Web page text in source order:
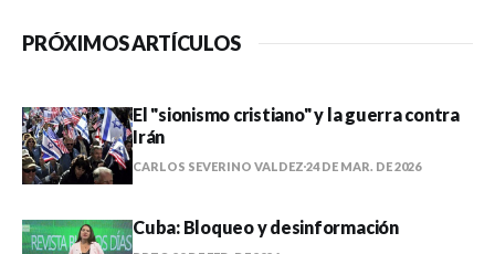
PRÓXIMOS ARTÍCULOS
El "sionismo cristiano" y la guerra contra
Irán
CARLOS SEVERINO VALDEZ 24 DE MAR. DE 2026
Cuba: Bloqueo y desinformación